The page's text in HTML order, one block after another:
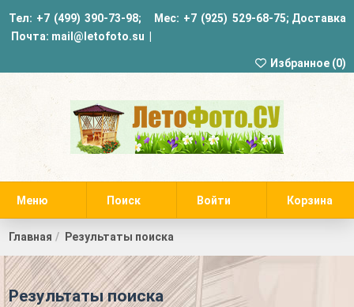
Тел: +7 (499) 390-73-98; Мес: +7 (925) 529-68-75;
Почта: mail@letofoto.su
Доставка
Избранное (0)
Меню Поиск Войти Корзина
Главная Результаты поиска
Результаты поиска